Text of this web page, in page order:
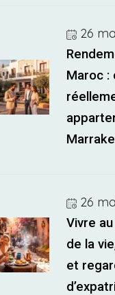
26
Maroc :
26
Vivre
de la
et